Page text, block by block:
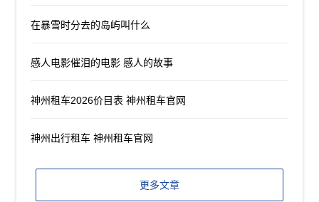
在暴雪时分去的岛屿叫什么
感人电影催泪的电影 感人的故事
神州租车2026价目表 神州租车官网
神州出行租车 神州租车官网
更多文章